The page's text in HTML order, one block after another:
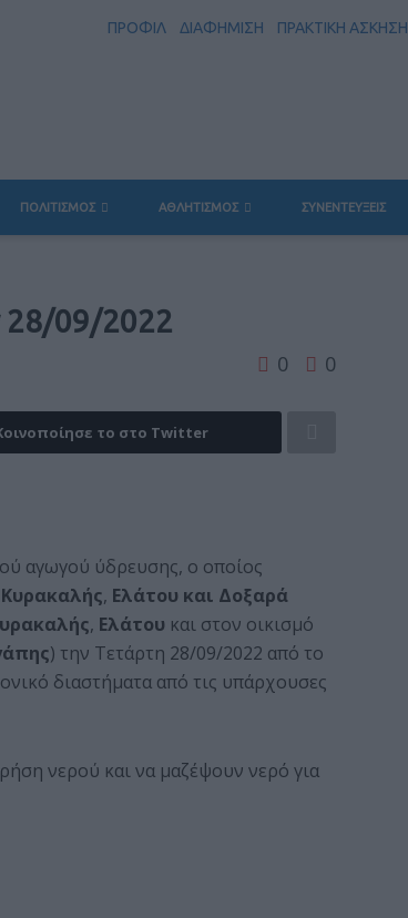
ΠΡΟΦΙΛ ΔΙΑΦΗΜΙΣΗ ΠΡΑΚΤΙΚΗ ΑΣΚΗΣΗ
ΠΟΛΙΤΙΣΜΟΣ ΑΘΛΗΤΙΣΜΟΣ ΣΥΝΕΝΤΕΥΞΕΙΣ
28/09/2022
0 0
το στο Twitter
αγωγού ύδρευσης, ο οποίος
Κυρακαλής, Ελάτου και Δοξαρά
, Ελάτου και στον οικισμό
) την Τετάρτη 28/09/2022 από το
διαστήματα από τις υπάρχουσες
νερού και να μαζέψουν νερό για